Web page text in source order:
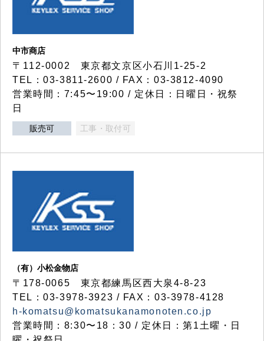
中市商店
〒112-0002 東京都文京区小石川1-25-2
TEL：03-3811-2600 / FAX：03-3812-4090
営業時間：7:45〜19:00 / 定休日：日曜日・祝祭
日
販売可 工事・取付可
（有）小松金物店
〒178-0065 東京都練馬区西大泉4-8-23
TEL：03-3978-3923 / FAX：03-3978-4128
h-komatsu@komatsukanamonoten.co.jp
営業時間：8:30〜18：30 / 定休日：第1土曜・日